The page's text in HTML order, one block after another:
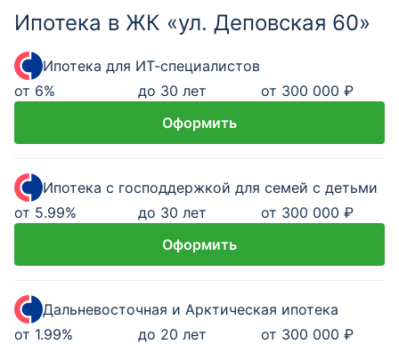
Ипотека в ЖК «ул. Деповская 60»
Ипотека для ИТ-специалистов
от 6% до 30 лет
от 300 000 ₽
Оформить
Ипотека с господдержкой для семей с детьми
от 5.99% до 30 лет
от 300 000 ₽
Оформить
Дальневосточная и Арктическая ипотека
от 1.99% до 20 лет
от 300 000 ₽